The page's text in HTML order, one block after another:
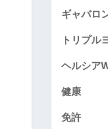
ギャバロ
トリプル
ヘルシア
健康
免許